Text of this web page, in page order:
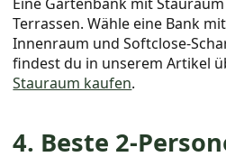
Terrassen. Wähle eine Bank
Innenraum und Softclose-
findest du in unserem Artikel
Stauraum kaufen.
4. Beste 2-